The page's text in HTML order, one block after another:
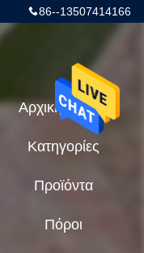
86--13507414166
Αρχική Σελίδα
Κατηγορίες
Προϊόντα
Πόροι